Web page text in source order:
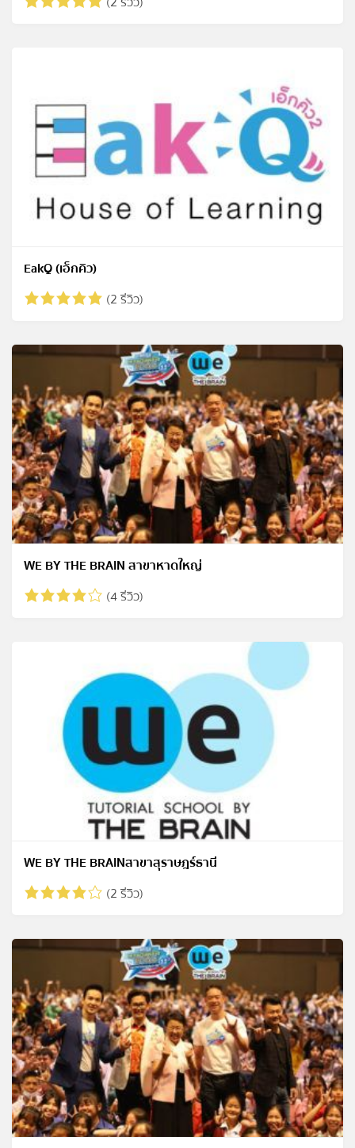
EakQ (เอ็กคิว)
(2 รีวิว)
WE BY THE BRAIN สาขาหาดใหญ่
(4 รีวิว)
WE BY THE BRAINสาขาสุราษฎร์ธานี
(2 รีวิว)